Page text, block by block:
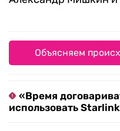
Объясняем
«Время
использовать